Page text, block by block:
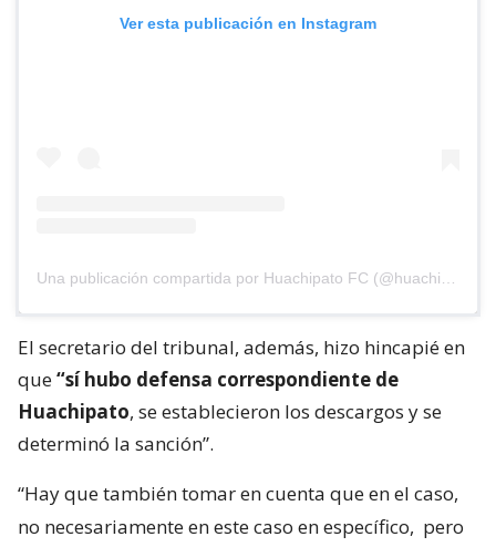
Ver esta publicación en Instagram
Una publicación compartida por Huachipato FC (@huachipato_fc)
El secretario del tribunal, además, hizo hincapié en
que“sí hubo defensa correspondiente de
Huachipato, se establecieron los descargos y se
determinó la sanción”.
“Hay que también tomar en cuenta que en el caso,
no necesariamente en este caso en específico, pero